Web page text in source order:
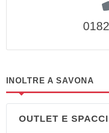
INOLTRE A SAVONA
OUTLET E